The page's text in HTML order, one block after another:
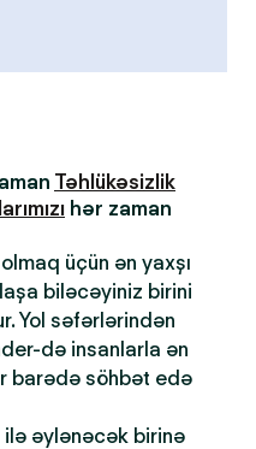
Təhlükəsizlik
hər zaman
üçün ən yaxşı
biləcəyiniz birini
Yol səfərlərindən
də insanlarla ən
barədə söhbət edə
əylənəcək birinə